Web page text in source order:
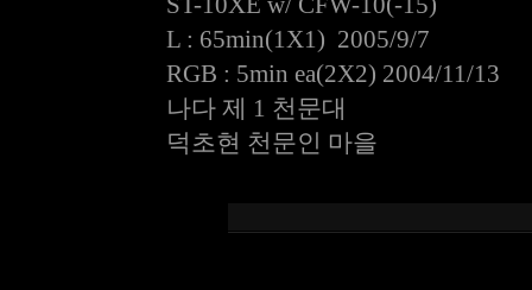
L : 65min(1X1) 2005/9/7
RGB : 5min ea(2X2) 2004/11/13
나다 제 1 천문대
덕초현 천문인 마을